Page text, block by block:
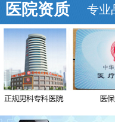
医院资质 专业